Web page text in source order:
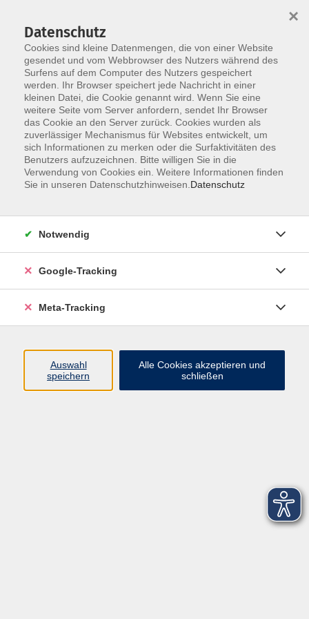
Skip to main content
Der Kurs konnte nicht gefunden werden.
Über uns
Datenschutz
Cookies sind kleine Datenmengen, die von einer Website
gesendet und vom Webbrowser des Nutzers während des
Surfens auf dem Computer des Nutzers gespeichert
werden. Ihr Browser speichert jede Nachricht in einer
kleinen Datei, die Cookie genannt wird. Wenn Sie eine
weitere Seite vom Server anfordern, sendet Ihr Browser
das Cookie an den Server zurück. Cookies wurden als
zuverlässiger Mechanismus für Websites entwickelt, um
sich Informationen zu merken oder die Surfaktivitäten des
Benutzers aufzuzeichnen. Bitte willigen Sie in die
Verwendung von Cookies ein. Weitere Informationen finden
Sie in unseren Datenschutzhinweisen. Datenschutz
×
Notwendig
Google-Tracking
Meta-Tracking
Auswahl
speichern
Alle Cookies akzeptieren und
schließen